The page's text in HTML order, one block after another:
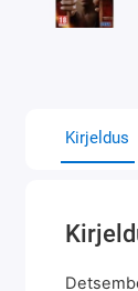
Kirjeldus